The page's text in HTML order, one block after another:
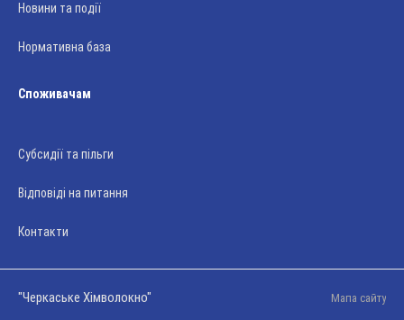
Новини та події
Нормативна база
Споживачам
Субсидії та пільги
Відповіді на питання
Контакти
Мапа сайту
"Черкаське Хімволокно"